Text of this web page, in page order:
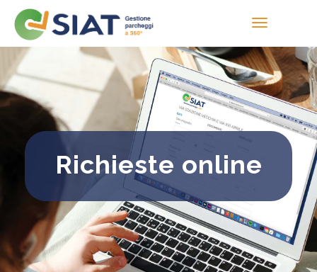
Richieste online